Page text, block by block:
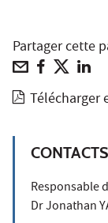
Partager cette
Télécharger
CONTACTS
Responsable
Dr Jonathan